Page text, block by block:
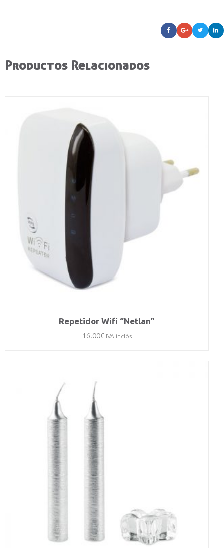
Productos Relacionados
Repetidor Wifi “Netlan”
16.00€ IVA inclòs